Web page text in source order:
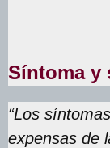
Síntoma y
“Los
expensas de